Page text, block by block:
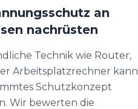
an
nachrüsten
Technik wie Router,
Arbeitsplatzrechner kann
Schutzkonzept
Wir bewerten die